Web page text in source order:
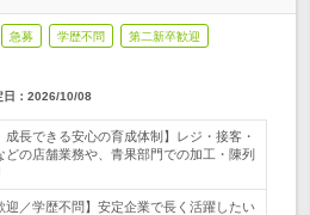
急募 学歴不問 第二新卒歓迎
： 2026/10/08
成長できる安心の育成体制】レジ・接客・
どの店舗業務や、青果部門での加工・陳列
迎／学歴不問】安定企業で長く活躍したい